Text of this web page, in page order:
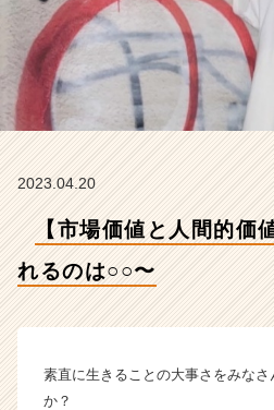
式
会
社
m
イ
ム
ン
2023.04.20
【市場価値と人間的価
れるのは○○〜
素直に生きることの大事さをみな
か？